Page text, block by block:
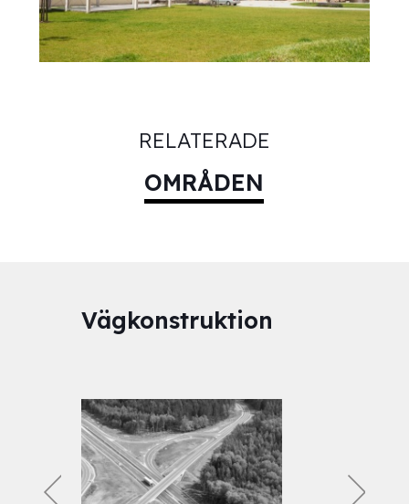
RELATERADE
OMRÅDEN
Vägkonstruktion